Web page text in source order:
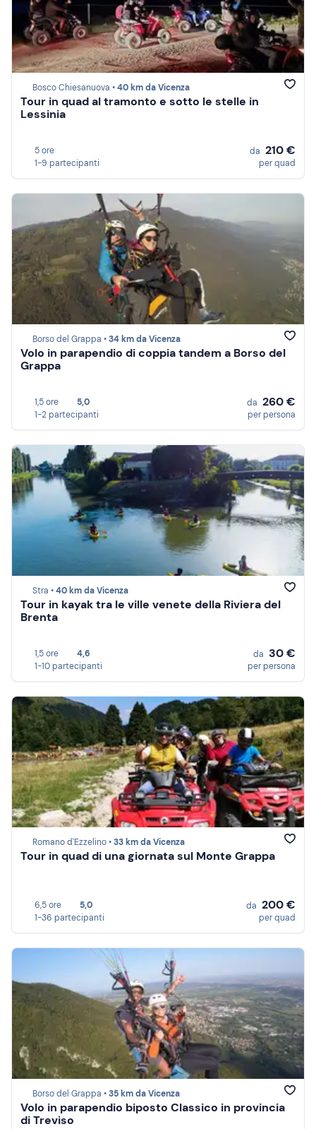
Bosco Chiesanuova •40 km da Vicenza
Tour in quad al tramonto e sotto le stelle in
Lessinia
5 ore
1-9 partecipanti
da 210 €
per quad
Borso del Grappa •34 km da Vicenza
Volo in parapendio di coppia tandem a Borso del
Grappa
1,5 ore
5,0
1-2 partecipanti
da 260 €
per persona
Stra •40 km da Vicenza
Tour in kayak tra le ville venete della Riviera del
Brenta
1,5 ore
4,6
1-10 partecipanti
da 30 €
per persona
Romano d'Ezzelino •33 km da Vicenza
Tour in quad di una giornata sul Monte Grappa
6,5 ore
5,0
1-36 partecipanti
da 200 €
per quad
Borso del Grappa •35 km da Vicenza
Volo in parapendio biposto Classico in provincia
di Treviso